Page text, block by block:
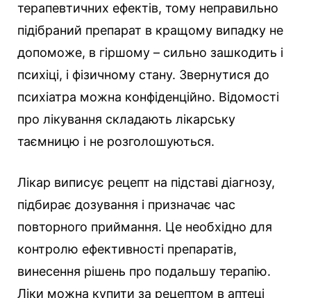
терапевтичних ефектів, тому неправильно
підібраний препарат в кращому випадку не
допоможе, в гіршому – сильно зашкодить і
психіці, і фізичному стану. Звернутися до
психіатра можна конфіденційно. Відомості
про лікування складають лікарську
таємницю і не розголошуються.
Лікар виписує рецепт на підставі діагнозу,
підбирає дозування і призначає час
повторного приймання. Це необхідно для
контролю ефективності препаратів,
винесення рішень про подальшу терапію.
Ліки можна купити за рецептом в аптеці